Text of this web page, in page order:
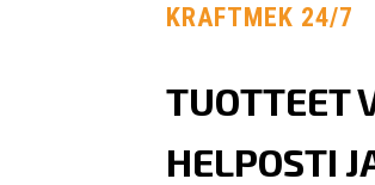
KRAFTMEK 24/7
TUOTTEET
HELPOSTI